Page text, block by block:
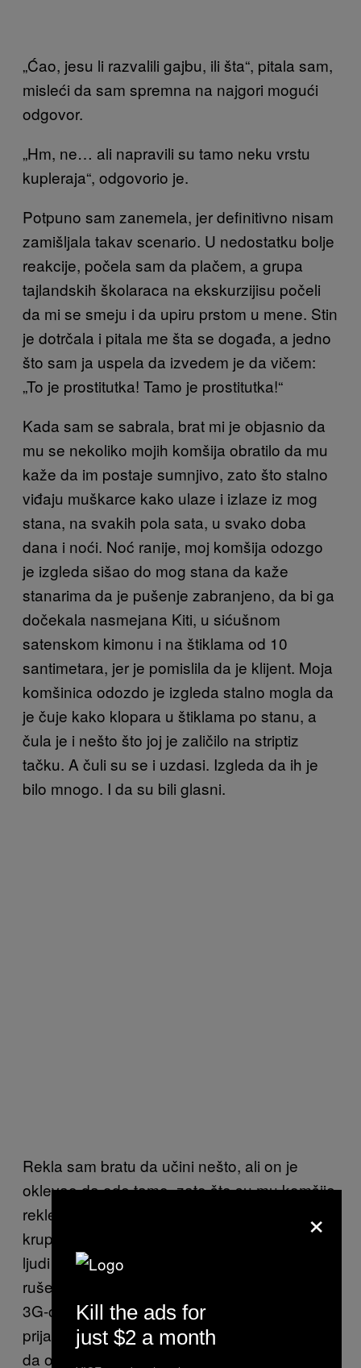
„Ćao, jesu li razvalili gajbu, ili šta“, pitala sam,
misleći da sam spremna na najgori mogući
odgovor.
„Hm, ne… ali napravili su tamo neku vrstu
kupleraja“, odgovorio je.
Potpuno sam zanemela, jer definitivno nisam
zamišljala takav scenario. U nedostatku bolje
reakcije, počela sam da plačem, a grupa
tajlandskih školaraca na ekskurzijisu počeli
da mi se smeju i da upiru prstom u mene. Stin
je dotrčala i pitala me šta se događa, a jedno
što sam ja uspela da izvedem je da vičem:
„To je prostitutka! Tamo je prostitutka!“
Kada sam se sabrala, brat mi je objasnio da
mu se nekoliko mojih komšija obratilo da mu
kaže da im postaje sumnjivo, zato što stalno
viđaju muškarce kako ulaze i izlaze iz mog
stana, na svakih pola sata, u svako doba
dana i noći. Noć ranije, moj komšija odozgo
je izgleda sišao do mog stana da kaže
stanarima da je pušenje zabranjeno, da bi ga
dočekala nasmejana Kiti, u sićušnom
satenskom kimonu i na štiklama od 10
santimetara, jer je pomislila da je klijent. Moja
komšinica odozdo je izgleda stalno mogla da
je čuje kako klopara u štiklama po stanu, a
čula je i nešto što joj je zaličilo na striptiz
tačku. A čuli su se i uzdasi. Izgleda da ih je
bilo mnogo. I da su bili glasni.
Rekla sam bratu da učini nešto, ali on je
oklevao da ode tamo, zato što su mu komšije
rekle da tamo sa Kiti odsedaju i dva starija,
krupnija tipa. Naravno da sam želela da ti
ljudi odu iz moje kuće što pre, pa sam usred
ruševina, među tajlandskim školarcima i lošim
3G-om pokušala da dobijem nekoliko
prijatelja kod kuće, ali svi su se isuviše plašili
da odu do mog stana. Na kraju smo se Stin i
×
Kill the ads for
just $2 a month